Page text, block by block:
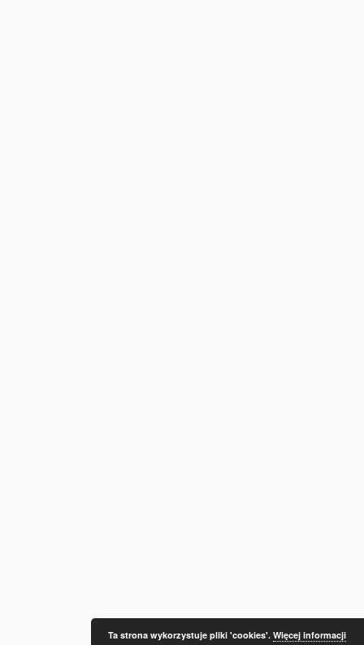
Ta strona wykorzystuje pliki 'cookies'. Więcej informacji